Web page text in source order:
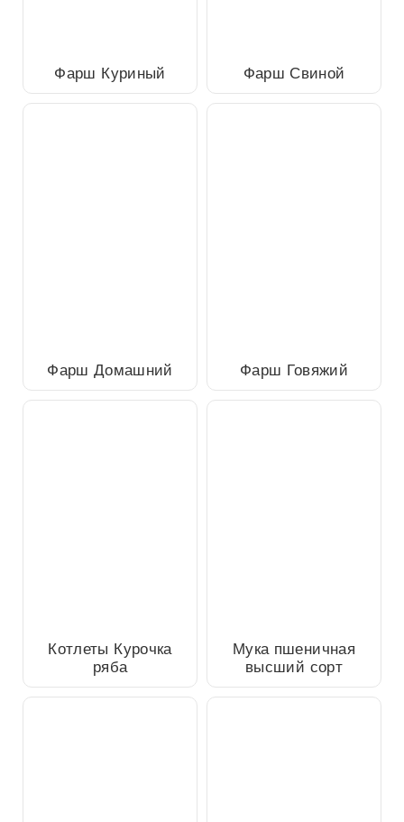
Фарш Куриный Фарш Свиной
Фарш Домашний Фарш Говяжий
Котлеты Курочка ряба
Мука пшеничная высший
сорт